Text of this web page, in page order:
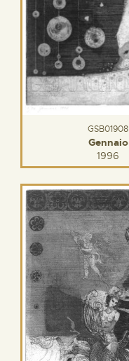
GSB01908
Gennaio
1996